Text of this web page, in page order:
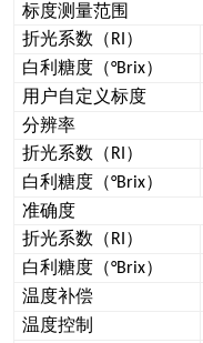
标度测量范围
折光系数（ RI ）
白利糖度（°Brix）
用户自定义标度
分辨率
折光系数（ RI ）
白利糖度（°Brix）
准确度
折光系数（ RI ）
白利糖度（°Brix）
温度补偿
温度控制